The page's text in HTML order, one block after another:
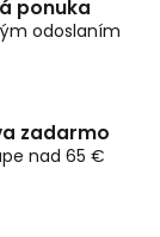
ponuka
odoslaním
zadarmo
nad 65 €